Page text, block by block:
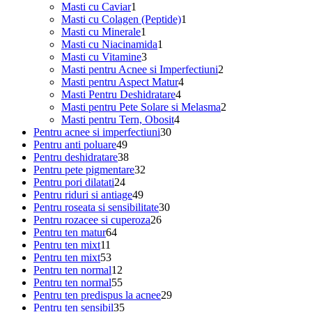
Masti cu Caviar1
produs
Masti cu Colagen (Peptide)1
Masti cu Minerale1
produs
Masti cu Niacinamida1
Masti cu Vitamine33
produse
Masti pentru Acnee si Imperfectiuni2
Masti pentru Aspect Matur44
Masti Pentru Deshidratare44
produse
Masti pentru Pete Solare si Melasma2
Masti pentru Tern, Obosit44
Pentru acnee si imperfectiuni3030
Pentru anti poluare4949
de
produse
Pentru deshidratare3838
de
Pentru pete pigmentare32
Pentru pori dilatati2424
de
produse
Pentru riduri si antiage4949
de
produse
Pentru roseata si sensibilitate3030
Pentru rozacee si cuperoza2626
Pentru ten matur6464
Pentru ten mixt11
produse
Pentru ten mixt5353
de
produse
Pentru ten normal12
produse
Pentru ten normal5555
de
produse
Pentru ten predispus la acnee2929
Pentru ten sensibil3535